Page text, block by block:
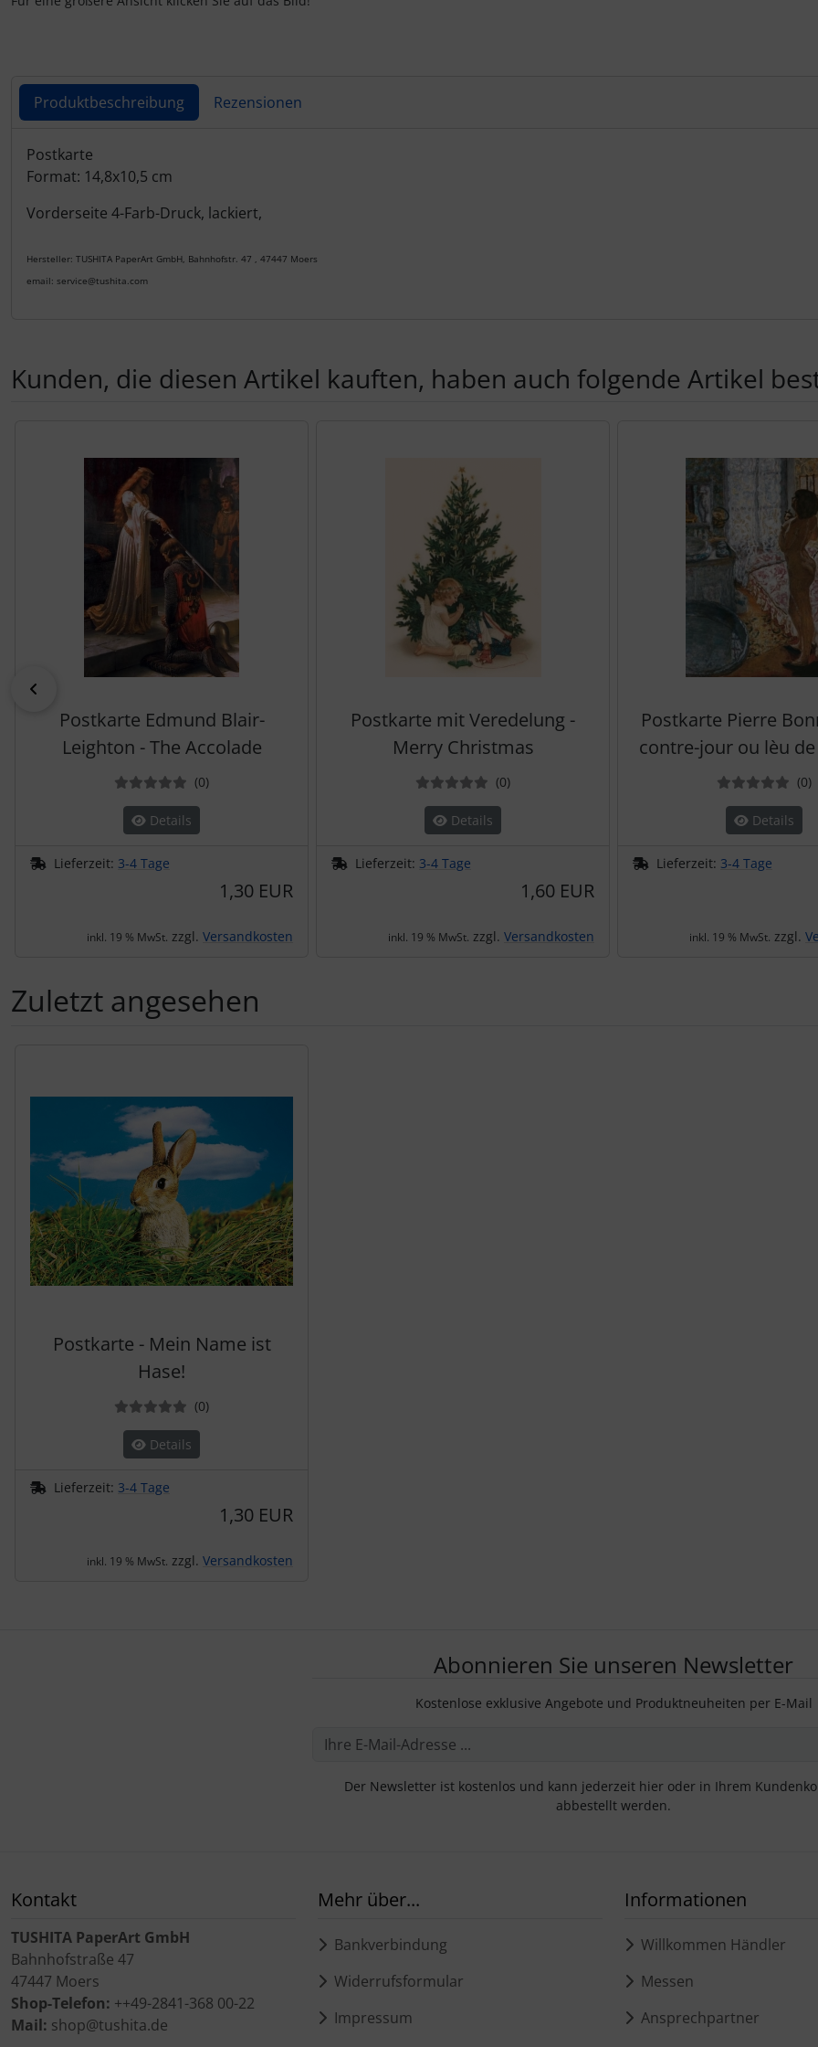
Produktbeschreibung Rezensionen
Produktbeschreibung
Postkarte
Format: 14,8x10,5 cm
Vorderseite 4-Farb-Druck, lackiert,
Hersteller: TUSHITA PaperArt GmbH, Bahnhofstr. 47 , 47447 Moers
email: service@tushita.com
Kunden, die diesen Artikel kauften, haben auch folgende Artikel
Postkarte Edmund Blair-
Leighton - The Accolade
(0Bewertungen
)
Details
Lieferzeit: 3-4 Tage
1,30 EUR
inkl. 19 % MwSt. zzgl. Versandkosten
Postkarte mit Veredelung -
Merry Christmas
(0Bewertungen
)
Details
Lieferzeit: 3-4 Tage
1,60 EUR
inkl. 19 % MwSt. zzgl. Versandkosten
Postkarte Pierre
contre-jour ou lèu
(0)
Details
Lieferzeit: 3-4 Tage
inkl. 19 % MwSt. zzgl.
Zuletzt angesehen
Postkarte - Mein Name ist
Hase!
(0Bewertungen
)
Details
Lieferzeit: 3-4 Tage
1,30 EUR
inkl. 19 % MwSt. zzgl. Versandkosten
Abonnieren Sie unseren Newsletter
Kostenlose exklusive Angebote und Produktneuheiten per E-Mail
Der Newsletter ist kostenlos und kann jederzeit hier oder in Ihrem
abbestellt werden.
Kontakt
TUSHITA PaperArt GmbH
Bahnhofstraße 47
47447 Moers
Shop-Telefon: ++49-2841-368 00-22
Mail: shop@tushita.de
Mehr über...
Bankverbindung
Widerrufsformular
Impressum
Informationen
Willkommen Händler
Messen
Ansprechpartner